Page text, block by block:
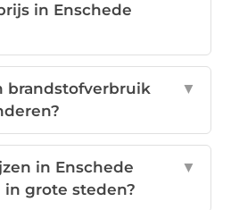
in Enschede
brandstofverbruik
▼
in Enschede
grote steden?
▼